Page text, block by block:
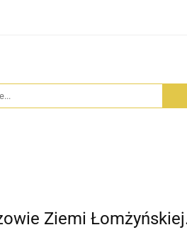
Ziemi